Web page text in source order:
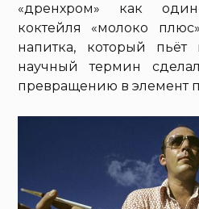
«дренхром» как
коктейля «молоко
напитка, который пьёт
научный термин
превращению в элемент